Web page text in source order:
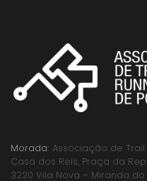
Morada: Associação de
Casa dos Reis, Praça da
3220 Vila Nova – Miranda